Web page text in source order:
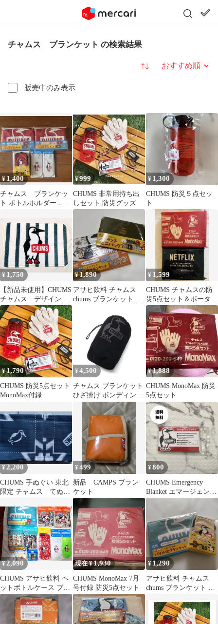
チャムス ブランケット の検索結果
販売中のみ表示
並び替え
¥ 1,400
チャムス ブランケッ
ト.ボトルホルダー．ケ
¥999
CHUMS 非常用持ち出
しセット 防災グッズ
¥ 1,300
CHUMS 防災５点セッ
ト
¥ 1,750
【新品未使用】CHUMS
チャムス デザインマ
ット サイズ約40cm×
約60cm
¥1,890
アサヒ飲料 チャムス
chums ブランケット ラ
¥ 1,599
CHUMS チャムスの防
災5点セット＆ポータブ
ルLEDランタン
¥1,790
CHUMS 防災5点セット
MonoMax付録
¥ 4,500
チャムス ブランケット
ひざ掛け ボンディング
フリースブランケット
¥1,888
CHUMS MonoMax 防災
5点セット
¥2,200
CHUMS 手ぬぐい 東北
限定 チャムス てぬぐ
¥499
新品 CAMPS ブラン
ケット
¥800
CHUMS Emergency
Blanket エマージェンシ
ーシート
¥2,090
CHUMS アサヒ飲料 ペ
ットボトルケース ブラ
ンケット クロス ノベ
ルティ
現在 ¥1,930
CHUMS MonoMax 7月
号付録 防災5点セット
¥1,290
アサヒ飲料 チャムス
chums ブランケット ア
使用】